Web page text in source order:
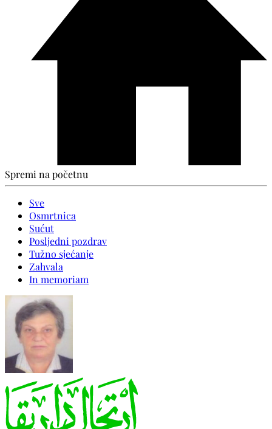
Spremi na početnu
Sve
Osmrtnica
Sućut
Posljedni pozdrav
Tužno sjećanje
Zahvala
In memoriam